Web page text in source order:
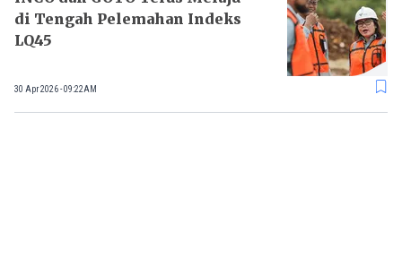
di Tengah Pelemahan Indeks
LQ45
30 Apr 2026 - 09:22AM